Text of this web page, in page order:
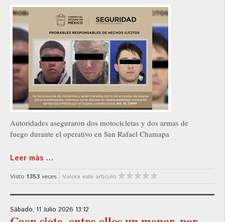
Autoridades aseguraron dos motocicletas y dos armas de
fuego durante el operativo en San Rafael Chamapa
Leer más ...
Visto 1353 veces Valora este artículo
Sábado, 11 Julio 2026 13:12